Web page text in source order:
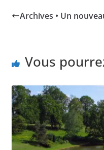
Archives • Un
Vous